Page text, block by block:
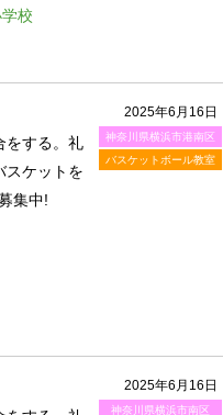
校
2025年6月16日
神奈川県横浜市港南区
バスケットボール教室
をする。礼
スケットを
集中!
2025年6月16日
神奈川県横浜市南区